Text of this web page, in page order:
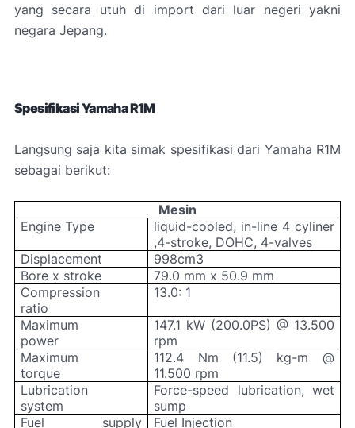
yang secara utuh di import dari luar negeri yakni
negara Jepang.
Spesifikasi Yamaha R1M
Langsung saja kita simak spesifikasi dari Yamaha R1M
sebagai berikut:
Mesin
Engine Type
liquid-cooled, in-line 4 cyliner
,4-stroke, DOHC, 4-valves
Displacement
998cm3
Bore x stroke
79.0 mm x 50.9 mm
Compression
ratio
13.0: 1
Maximum
power
147.1 kW (200.0PS) @ 13.500
rpm
Maximum
torque
112.4 Nm (11.5) kg-m @
11.500 rpm
Lubrication
system
Force-speed lubrication, wet
sump
Fuel supply
Fuel Injection